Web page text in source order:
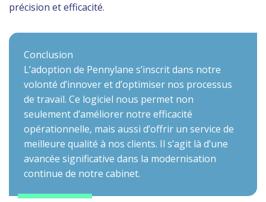
précision et efficacité.
Conclusion
L’adoption de Pennylane s’inscrit dans notre
volonté d’innover et d’optimiser nos processus
de travail. Ce logiciel nous permet non
seulement d’améliorer notre efficacité
opérationnelle, mais aussi d’offrir un service de
meilleure qualité à nos clients. Il s’agit là d’une
avancée significative dans la modernisation
continue de notre cabinet.